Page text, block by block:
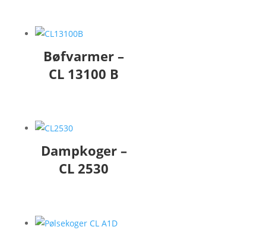
Bøfvarmer –
CL 13100 B
Dampkoger –
CL 2530